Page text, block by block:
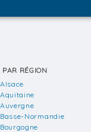
PAR RÉGION
Normandie